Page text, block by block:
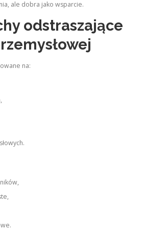
ale dobra jako wsparcie.
odstraszające
na: